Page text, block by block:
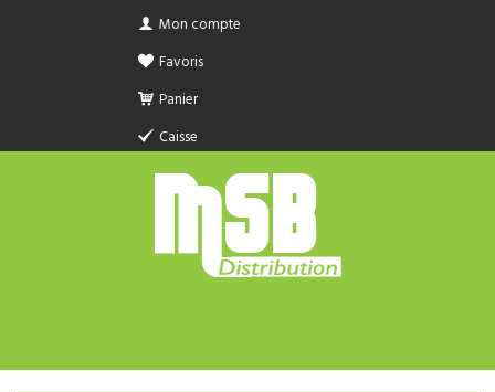
Mon compte
Favoris
Panier
Caisse